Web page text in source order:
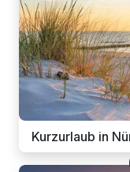
Kurzurlaub in